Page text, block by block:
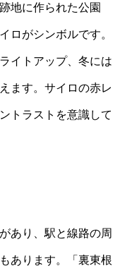
地に作られた公園
ロがシンボルです。
イトアップ、冬には
ます。サイロの赤レ
トラストを意識して
あり、駅と線路の周
あります。「裏東根